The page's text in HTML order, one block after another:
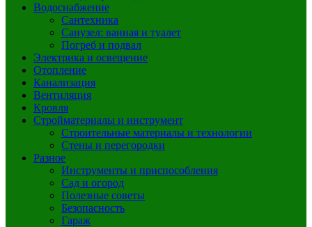
Водоснабжение
Сантехника
Санузел: ванная и туалет
Погреб и подвал
Электрика и освещение
Отопление
Канализация
Вентиляция
Кровля
Стройматериалы и инструмент
Строительные материалы и технологии
Стены и перегородки
Разное
Инструменты и приспособления
Сад и огород
Полезные советы
Безопасность
Гараж